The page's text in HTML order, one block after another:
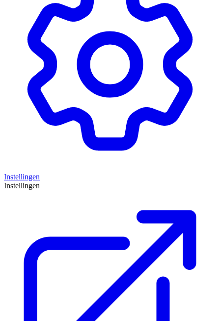
Instellingen
Instellingen